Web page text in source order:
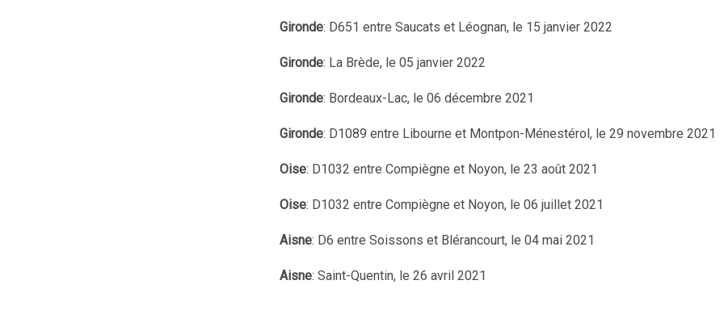
Gironde: D651 entre Saucats et Léognan, le 15 janvier 2022
Gironde: La Brède, le 05 janvier 2022
Gironde: Bordeaux-Lac, le 06 décembre 2021
Gironde: D1089 entre Libourne et Montpon-Ménestérol, le 29 novembre 2021
Oise: D1032 entre Compiègne et Noyon, le 23 août 2021
Oise: D1032 entre Compiègne et Noyon, le 06 juillet 2021
Aisne: D6 entre Soissons et Blérancourt, le 04 mai 2021
Aisne: Saint-Quentin, le 26 avril 2021